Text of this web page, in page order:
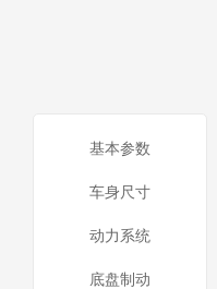
基本参数
车身尺寸
动力系统
底盘制动